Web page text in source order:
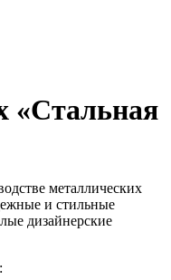
«Стальная
металлических
и стильные
дизайнерские